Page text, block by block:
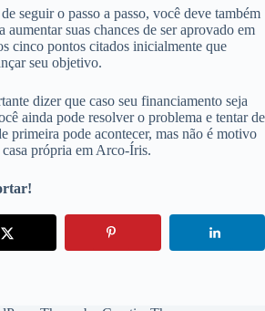
seguir o passo a passo, você deve também
aumentar suas chances de ser aprovado em
cinco pontos citados inicialmente que
seu objetivo.
dizer que caso seu financiamento seja
ainda pode resolver o problema e tentar de
primeira pode acontecer, mas não é motivo
própria em Arco-Íris.